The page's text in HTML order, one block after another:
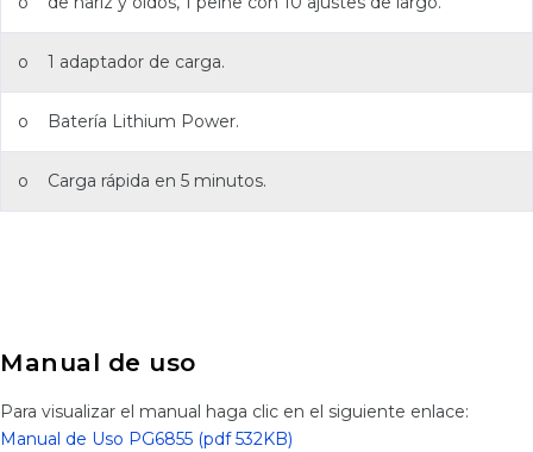
o 1 adaptador de carga.
o Batería Lithium Power.
o Carga rápida en 5 minutos.
Manual de uso
Para visualizar el manual haga clic en el siguiente enlace:
Manual de Uso PG6855 (pdf 532KB)